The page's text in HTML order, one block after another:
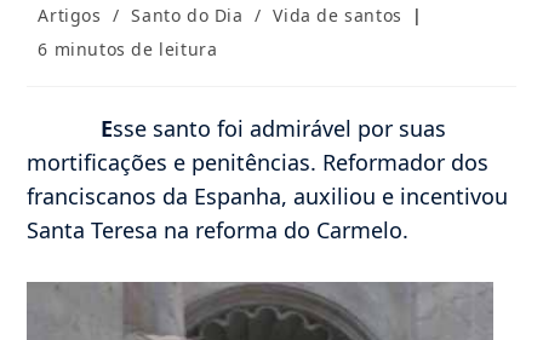
Categoria
post:
Artigos / Santo do Dia / Vida de santos
Tempo
6 minutos de leitura
Esse santo foi admirável por suas
mortificações e penitências. Reformador dos
franciscanos da Espanha, auxiliou e incentivou
Santa Teresa na reforma do Carmelo.